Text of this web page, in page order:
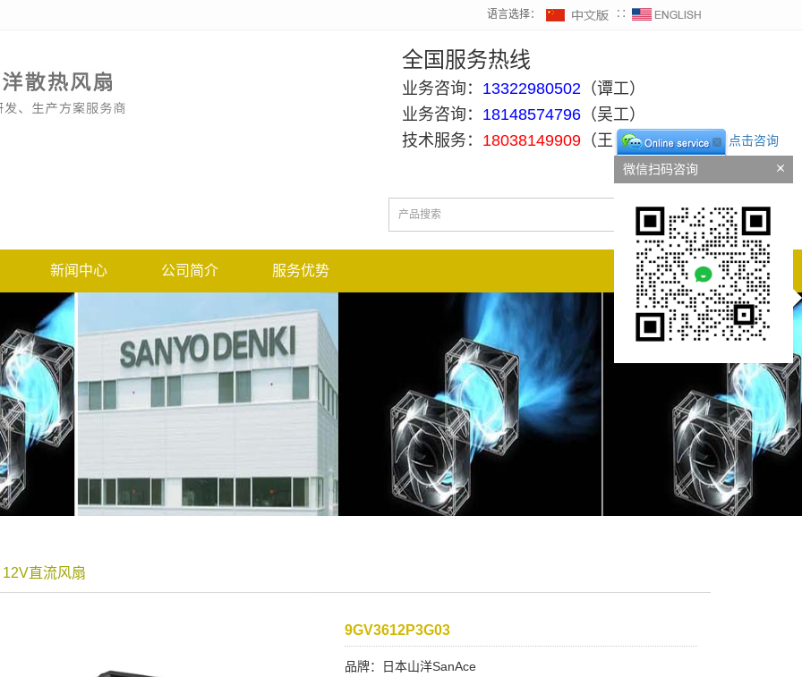
语言选择： ∷
全国服务热线
业务咨询： 13322980502 （谭工）
业务咨询： 18148574796 （吴工）
技术服务： 18038149909 （王工）
新闻中心 公司简介 服务优势
直流风扇
9GV3612P3G03
品牌：日本山洋SanAce
点击咨询
微信扫码咨询